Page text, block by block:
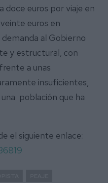
doce euros por viaje en
euros en
al Gobierno
y estructural, con
a unas
insuficientes,
población que ha
el siguiente enlace: